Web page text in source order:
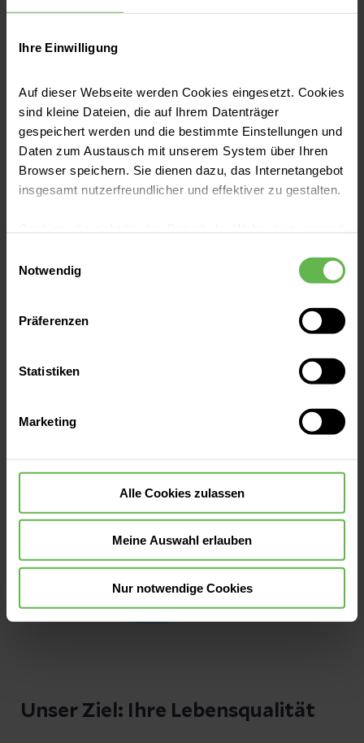
Ihre Einwilligung
Auf dieser Webseite werden Cookies eingesetzt. Cookies
sind kleine Dateien, die auf Ihrem Datenträger
gespeichert werden und die bestimmte Einstellungen und
Daten zum Austausch mit unserem System über Ihren
Browser speichern. Sie dienen dazu, das Internetangebot
insgesamt nutzerfreundlicher und effektiver zu gestalten.
eingesetzt werden.
Es steht Ihnen frei, unsere Seite mit nur den notwendigen
Cookies zu benutzen, eine individuelle Auswahl
oder durch Auswahl von „Alle Cookies akzeptieren“ in die
widerrufen.
Notwendig
Präferenzen
Statistiken
Marketing
Alle Cookies zulassen
Meine Auswahl erlauben
Nur notwendige Cookies
werden? Für medizinische Laien ist
es oft schwer, eine Antwort auf
es Ihnen so leicht wie möglich
machen, unsere Qualität
nachzuprüfen: Auf dieser Seite
finden Sie gebündelt alle
für eines unserer Krankenhäuser
Unser Ziel: Ihre Lebensqualität